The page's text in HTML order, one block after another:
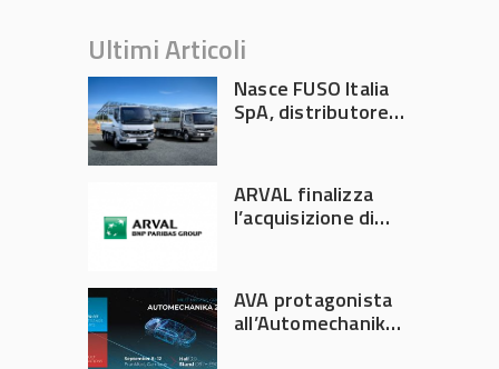
Ultimi Articoli
Nasce FUSO Italia
SpA, distributore
ARVAL finalizza
l’acquisizione di
AVA protagonista
all’Automechanika